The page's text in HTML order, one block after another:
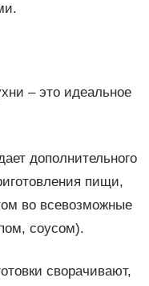
– это идеальное
дополнительного
пищи,
во всевозможные
соусом).
сворачивают,